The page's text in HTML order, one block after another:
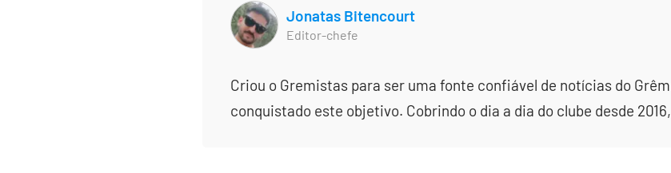
Jonatas Bitencourt
Editor-chefe
Criou o Gremistas para ser uma fonte confiável de notícias do
conquistado este objetivo. Cobrindo o dia a dia do clube desde